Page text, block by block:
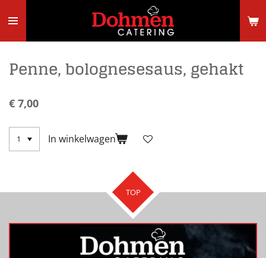
direct
Penne, bolognesesaus, gehakt
€ 7,00
In winkelwagen
TOP